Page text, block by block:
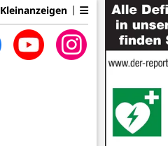
Kleinanzeigen